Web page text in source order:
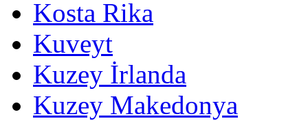
Kosta Rika
Kuveyt
Kuzey İrlanda
Kuzey Makedonya